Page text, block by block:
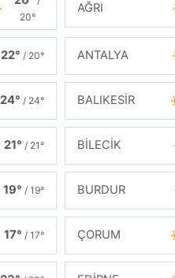
20°
AĞRI
22° / 20° ANTALYA
24° / 24° BALIKESİR
21° / 21° BİLECİK
19° / 19° BURDUR
17° / 17° ÇORUM